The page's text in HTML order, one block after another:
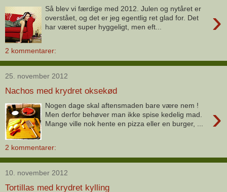
›
Så blev vi færdige med 2012. Julen og nytåret er
overstået, og det er jeg egentlig ret glad for. Det
har været super hyggeligt, men eft...
2 kommentarer:
25. november 2012
Nachos med krydret oksekød
›
Nogen dage skal aftensmaden bare være nem !
Men derfor behøver man ikke spise kedelig mad.
Mange ville nok hente en pizza eller en burger, ...
2 kommentarer:
10. november 2012
Tortillas med krydret kylling